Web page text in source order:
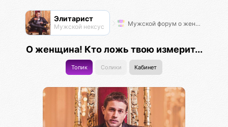
Элитарист
Мужской нексус Мужской форум о женщинах
О женщина! Кто ложь твою измерит...
Топик Солики Кабинет